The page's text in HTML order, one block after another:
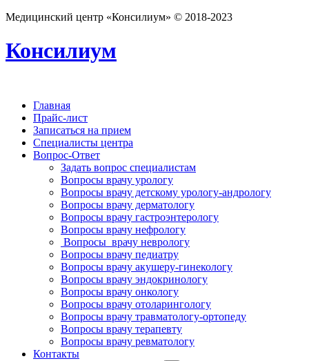
Медицинский центр «Консилиум» © 2018-2023
Консилиум
Главная
Прайс-лист
Записаться на прием
Специалисты центра
Вопрос-Ответ
Задать вопрос специалистам
Вопросы врачу урологу
Вопросы врачу детскому урологу-андрологу
Вопросы врачу дерматологу
Вопросы врачу гастроэнтерологу
Вопросы врачу нефрологу
Вопросы врачу неврологу
Вопросы врачу педиатру
Вопросы врачу акушеру-гинекологу
Вопросы врачу эндокринологу
Вопросы врачу онкологу
Вопросы врачу отоларингологу
Вопросы врачу травматологу-ортопеду
Вопросы врачу терапевту
Вопросы врачу ревматологу
Контакты